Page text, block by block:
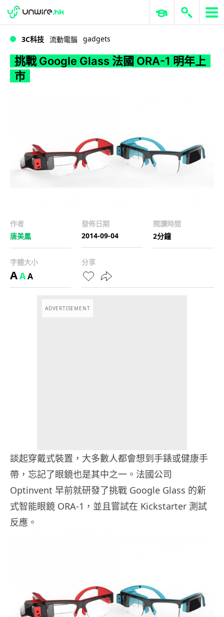
挑戰 Google Glass 法國 ORA-1 明年上市
WWDC 2026 ERP 與商業 AI
3C科技 流動電腦 gadgets
挑戰 Google Glass 法國 ORA-1 明年上
市
作者
唐美鳳
發佈日期
2014-09-04
閱讀時間
2分鐘
字體大小
AAA
分享
ADVERTISEMENT
談起穿戴式裝置，大多數人都會想到手錶或健康手
帶，忘記了眼鏡也是其中之一。法國公司
Optinvent 早前就研發了挑戰 Google Glass 的新
式智能眼鏡 ORA-1，並且嘗試在 Kickstarter 測試
反應。